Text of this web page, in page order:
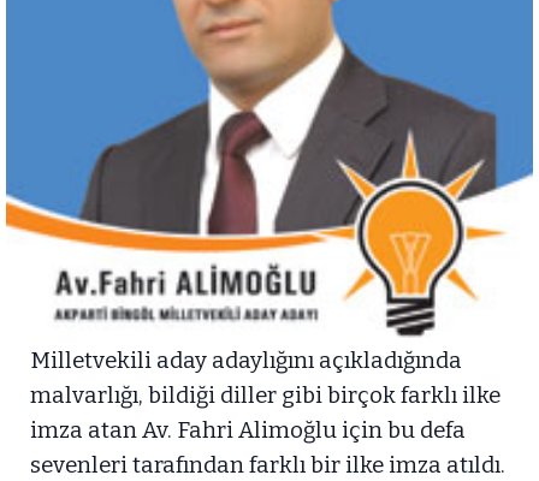
Milletvekili aday adaylığını açıkladığında
malvarlığı, bildiği diller gibi birçok farklı ilke
imza atan Av. Fahri Alimoğlu için bu defa
sevenleri tarafından farklı bir ilke imza atıldı.